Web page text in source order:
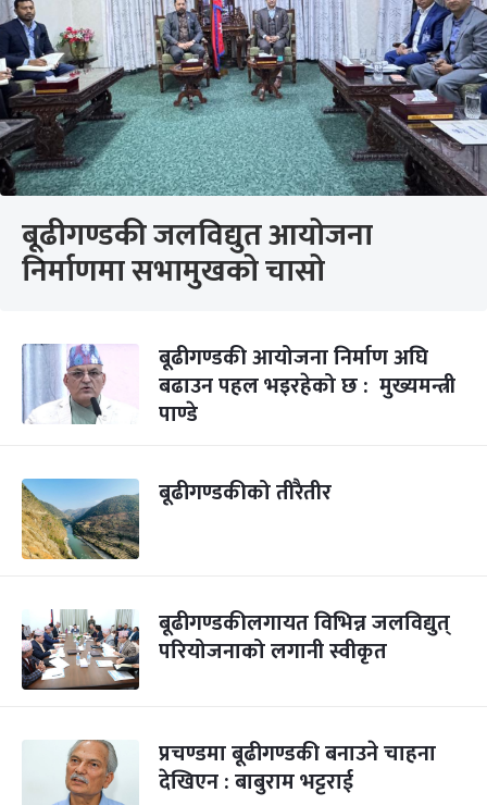
बूढीगण्डकी जलविद्युत आयोजना
निर्माणमा सभामुखको चासो
बूढीगण्डकी आयोजना निर्माण अघि
बढाउन पहल भइरहेको छ : मुख्यमन्त्री
पाण्डे
बूढीगण्डकीको तीरैतीर
बूढीगण्डकीलगायत विभिन्न जलविद्युत्
परियोजनाको लगानी स्वीकृत
प्रचण्डमा बूढीगण्डकी बनाउने चाहना
देखिएन : बाबुराम भट्टराई